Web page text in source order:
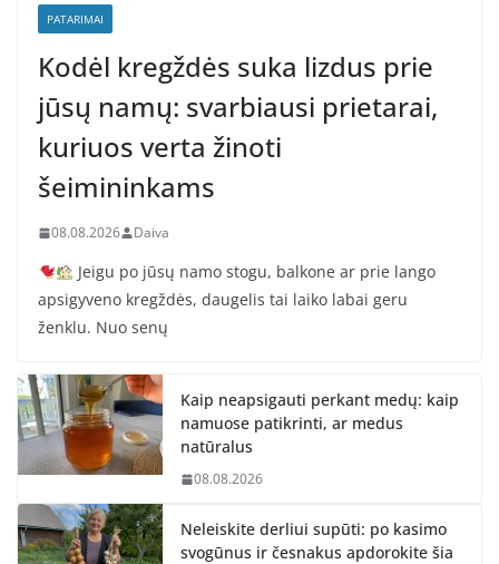
PATARIMAI
Kodėl kregždės suka lizdus prie
jūsų namų: svarbiausi prietarai,
kuriuos verta žinoti
šeimininkams
08.08.2026 Daiva
Jeigu po jūsų namo stogu, balkone ar prie lango
apsigyveno kregždės, daugelis tai laiko labai geru
ženklu. Nuo senų
Kaip neapsigauti perkant medų: kaip
namuose patikrinti, ar medus
natūralus
08.08.2026
Neleiskite derliui supūti: po kasimo
svogūnus ir česnakus apdorokite šia